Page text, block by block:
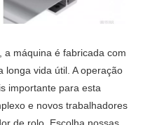
máquina é fabricada com
longa vida útil. A operação
importante para esta
e novos trabalhadores